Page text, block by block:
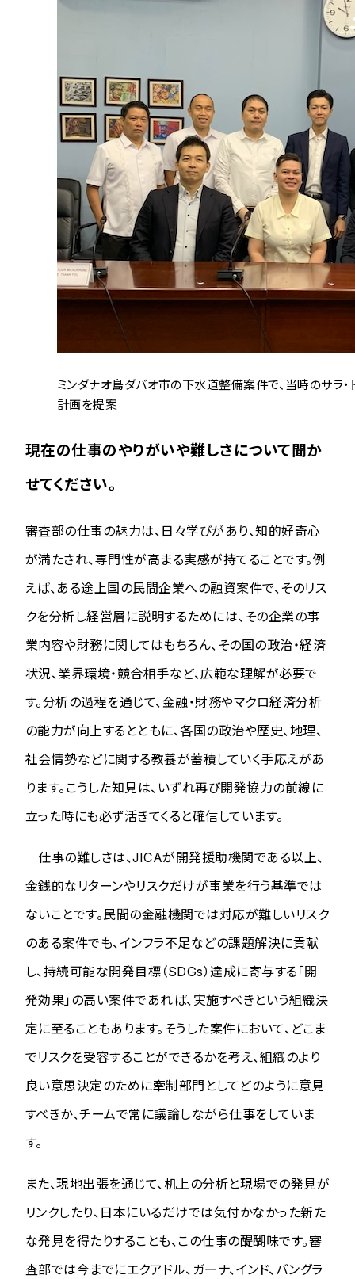
ミンダナオ島ダバオ市の下水道整備案件で、当時のサラ
計画を提案
現在の仕事のやりがいや難しさについて聞か
せてください。
審査部の仕事の魅力は、日々学びがあり、知的好奇心
が満たされ、専門性が高まる実感が持てることです。例
えば、ある途上国の民間企業への融資案件で、そのリス
クを分析し経営層に説明するためには、その企業の事
業内容や財務に関してはもちろん、その国の政治・経済
状況、業界環境・競合相手など、広範な理解が必要で
す。分析の過程を通じて、金融・財務やマクロ経済分析
の能力が向上するとともに、各国の政治や歴史、地理、
社会情勢などに関する教養が蓄積していく手応えがあ
ります。こうした知見は、いずれ再び開発協力の前線に
立った時にも必ず活きてくると確信しています。
仕事の難しさは、JICAが開発援助機関である以上、
金銭的なリターンやリスクだけが事業を行う基準では
ないことです。民間の金融機関では対応が難しいリスク
のある案件でも、インフラ不足などの課題解決に貢献
し、持続可能な開発目標（SDGs）達成に寄与する「開
発効果」の高い案件であれば、実施すべきという組織決
定に至ることもあります。そうした案件において、どこま
でリスクを受容することができるかを考え、組織のより
良い意思決定のために牽制部門としてどのように意見
すべきか、チームで常に議論しながら仕事をしていま
す。
また、現地出張を通じて、机上の分析と現場での発見が
リンクしたり、日本にいるだけでは気付かなかった新た
な発見を得たりすることも、この仕事の醍醐味です。審
査部では今までにエクアドル、ガーナ、インド、バングラ